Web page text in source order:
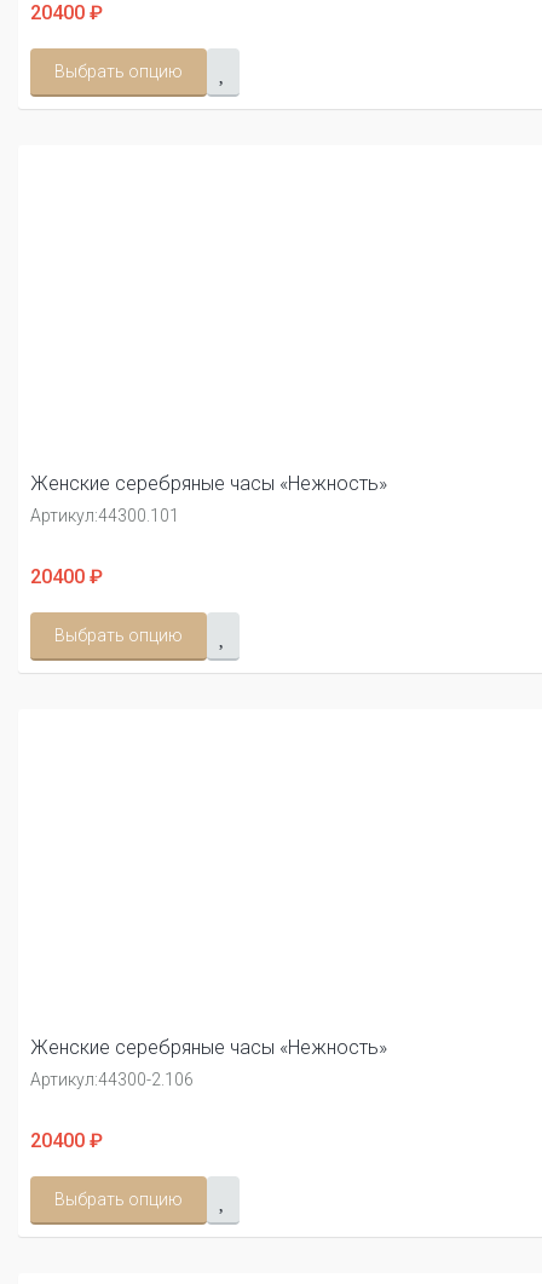
20400 ₽
Выбрать опцию
Женские серебряные часы «Нежность»
Артикул:44300.101
20400 ₽
Выбрать опцию
Женские серебряные часы «Нежность»
Артикул:44300-2.106
20400 ₽
Выбрать опцию